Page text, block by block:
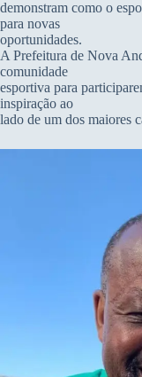
demonstram como o
para novas
oportunidades.
A Prefeitura de Nova
comunidade
esportiva para
inspiração ao
lado de um dos maiores